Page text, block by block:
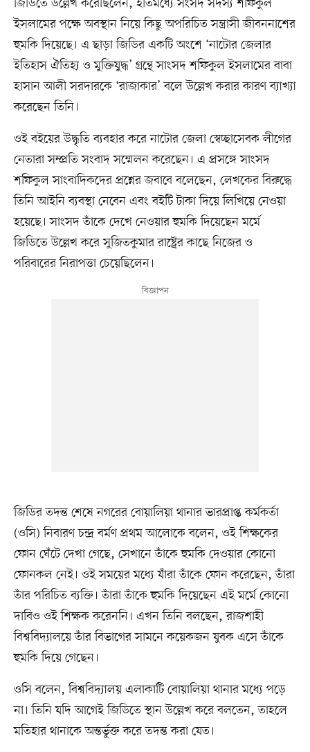
জিডিতে উল্লেখ করেছিলেন, ইতিমধ্যে সংসদ সদস্য শফিকুল
ইসলামের পক্ষে অবস্থান নিয়ে কিছু অপরিচিত সন্ত্রাসী জীবননাশের
হুমকি দিয়েছে। এ ছাড়া জিডির একটি অংশে ‘নাটোর জেলার
ইতিহাস ঐতিহ্য ও মুক্তিযুদ্ধ’ গ্রন্থে সাংসদ শফিকুল ইসলামের বাবা
হাসান আলী সরদারকে ‘রাজাকার’ বলে উল্লেখ করার কারণ ব্যাখ্যা
করেছেন তিনি।
ওই বইয়ের উদ্ধৃতি ব্যবহার করে নাটোর জেলা স্বেচ্ছাসেবক লীগের
নেতারা সম্প্রতি সংবাদ সম্মেলন করেছেন। এ প্রসঙ্গে সাংসদ
শফিকুল সাংবাদিকদের প্রশ্নের জবাবে বলেছেন, লেখকের বিরুদ্ধে
তিনি আইনি ব্যবস্থা নেবেন এবং বইটি টাকা দিয়ে লিখিয়ে নেওয়া
হয়েছে। সাংসদ তাঁকে দেখে নেওয়ার হুমকি দিয়েছেন মর্মে
জিডিতে উল্লেখ করে সুজিতকুমার রাষ্ট্রের কাছে নিজের ও
পরিবারের নিরাপত্তা চেয়েছিলেন।
জিডির তদন্ত শেষে নগরের বোয়ালিয়া থানার ভারপ্রাপ্ত কর্মকর্তা
(ওসি) নিবারণ চন্দ্র বর্মণ প্রথম আলোকে বলেন, ওই শিক্ষকের
ফোন ঘেঁটে দেখা গেছে, সেখানে তাঁকে হুমকি দেওয়ার কোনো
ফোনকল নেই। ওই সময়ের মধ্যে যাঁরা তাঁকে ফোন করেছেন, তাঁরা
তাঁর পরিচিত ব্যক্তি। তাঁরা তাঁকে হুমকি দিয়েছেন এই মর্মে কোনো
দাবিও ওই শিক্ষক করেননি। এখন তিনি বলছেন, রাজশাহী
বিশ্ববিদ্যালয়ে তাঁর বিভাগের সামনে কয়েকজন যুবক এসে তাঁকে
হুমকি দিয়ে গেছেন।
ওসি বলেন, বিশ্ববিদ্যালয় এলাকাটি বোয়ালিয়া থানার মধ্যে পড়ে
না। তিনি যদি আগেই জিডিতে স্থান উল্লেখ করে বলতেন, তাহলে
মতিহার থানাকে অন্তর্ভুক্ত করে তদন্ত করা যেত।